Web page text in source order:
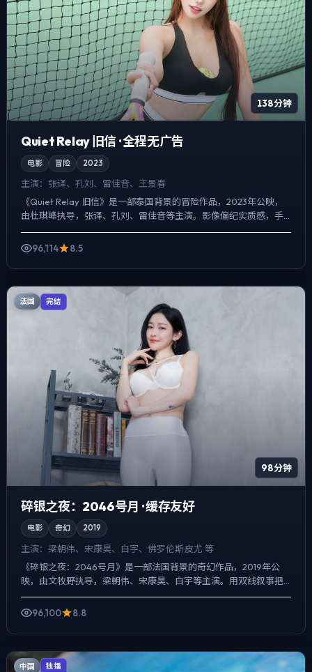
138分钟
Quiet Relay 旧信 · 全程无广告
电影 冒险 2023
主演： 张译、孔刘、雷佳音、王景春
《Quiet Relay 旧信》是一部泰国背景的冒险作品，2023年公映，
由杜琪峰执导，张译、孔刘、雷佳音等主演。影像偏纪实质感，手
持与固定机位交替出现，悬疑外壳下，更想讨论的...
96,114
8.5
法国 完结
98分钟
碎银之夜：2046号月 · 缓存友好
电影 奇幻 2019
主演： 梁朝伟、宋康昊、白宇、佛罗伦斯·皮尤 等
《碎银之夜：2046号月》是一部法国背景的奇幻作品，2019年公
映，由文牧野执导，梁朝伟、宋康昊、白宇等主演。用双线叙事把
过去与现在拧成一股绳，喜剧桥段服务于人物性格，笑点背后...
96,100
8.8
中国 独播